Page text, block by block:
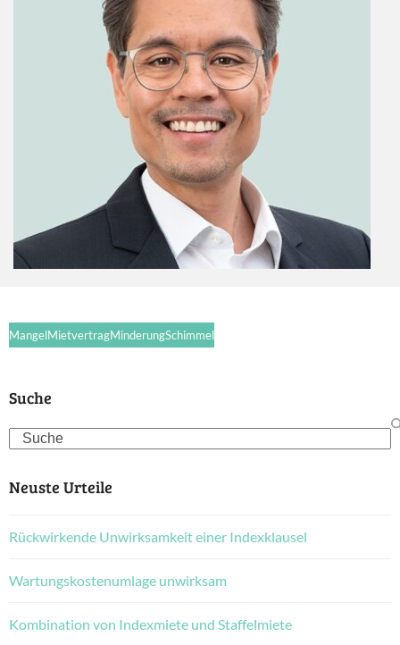
MangelMietvertragMinderungSchimmel
Suche
Search
Neuste Urteile
Rückwirkende Unwirksamkeit einer Indexklausel
Wartungskostenumlage unwirksam
Kombination von Indexmiete und Staffelmiete